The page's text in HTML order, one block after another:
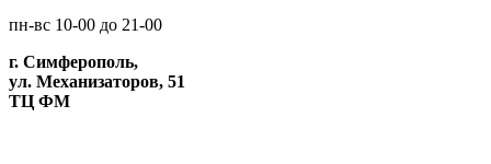
пн-вс 10-00 до 21-00
г. Симферополь,
ул. Механизаторов, 51
ТЦ ФМ